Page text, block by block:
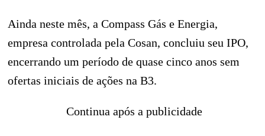
Ainda neste mês, a Compass Gás e Energia,
empresa controlada pela Cosan, concluiu seu IPO,
encerrando um período de quase cinco anos sem
ofertas iniciais de ações na B3.
Continua após a publicidade